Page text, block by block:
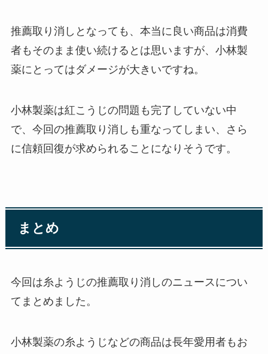
推薦取り消しとなっても、本当に良い商品は消費
者もそのまま使い続けるとは思いますが、小林製
薬にとってはダメージが大きいですね。
小林製薬は紅こうじの問題も完了していない中
で、今回の推薦取り消しも重なってしまい、さら
に信頼回復が求められることになりそうです。
まとめ
今回は糸ようじの推薦取り消しのニュースについ
てまとめました。
小林製薬の糸ようじなどの商品は長年愛用者もお